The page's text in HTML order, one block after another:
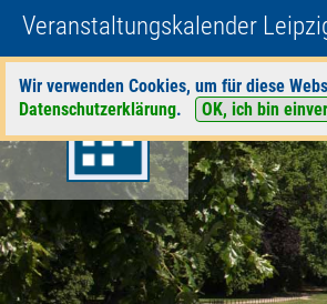
Veranstaltungskalender
Wir verwenden Cookies, um für diese
Datenschutzerklärung. OK, ich bin